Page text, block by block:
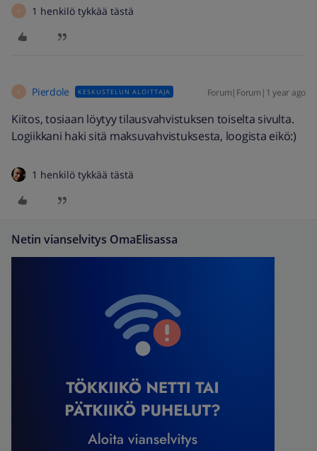
P 1 henkilö tykkää tästä
P Pierdole KESKUSTELUN ALOITTAJA Forum|Forum|1 year ago
Kiitos, tosiaan löytyy tilausvahvistuksen toiselta sivulta.
Logiikkani haki sitä maksuvahvistuksesta, loogista eikö:)
1 henkilö tykkää tästä
Netin vianselvitys OmaElisassa